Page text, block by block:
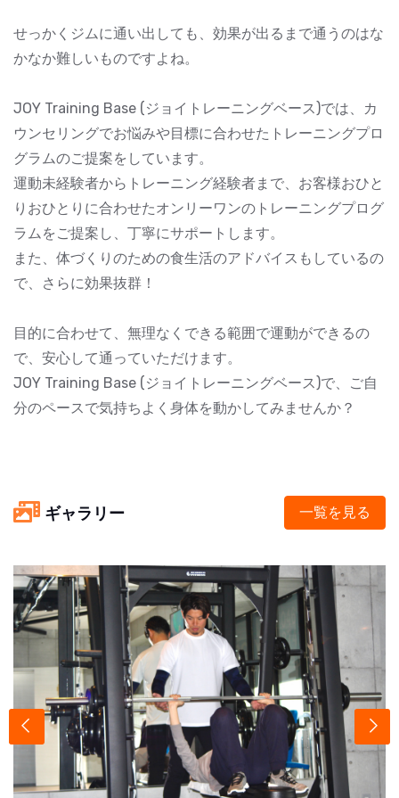
せっかくジムに通い出しても、効果が出るまで通うのはな
かなか難しいものですよね。
JOY Training Base (ジョイトレーニングベース)では、カ
ウンセリングでお悩みや目標に合わせたトレーニングプロ
グラムのご提案をしています。
運動未経験者からトレーニング経験者まで、お客様おひと
りおひとりに合わせたオンリーワンのトレーニングプログ
ラムをご提案し、丁寧にサポートします。
また、体づくりのための食生活のアドバイスもしているの
で、さらに効果抜群！
目的に合わせて、無理なくできる範囲で運動ができるの
で、安心して通っていただけます。
JOY Training Base (ジョイトレーニングベース)で、ご自
分のペースで気持ちよく身体を動かしてみませんか？
ギャラリー 一覧を見る